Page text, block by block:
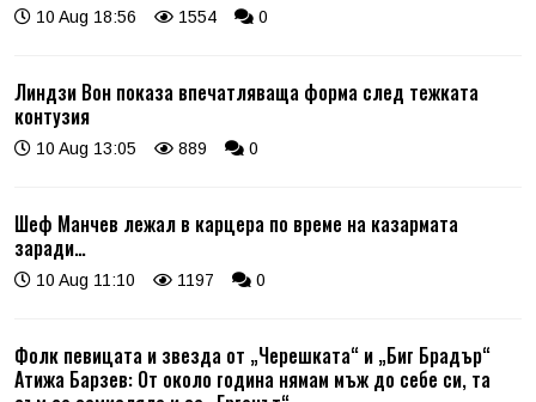
10 Aug 18:56 1554 0
Линдзи Вон показа впечатляваща форма след тежката
контузия
10 Aug 13:05 889 0
Шеф Манчев лежал в карцера по време на казармата
заради…
10 Aug 11:10 1197 0
Фолк певицата и звезда от „Черешката“ и „Биг Брадър“
Атижа Барзев: От около година нямам мъж до себе си, та